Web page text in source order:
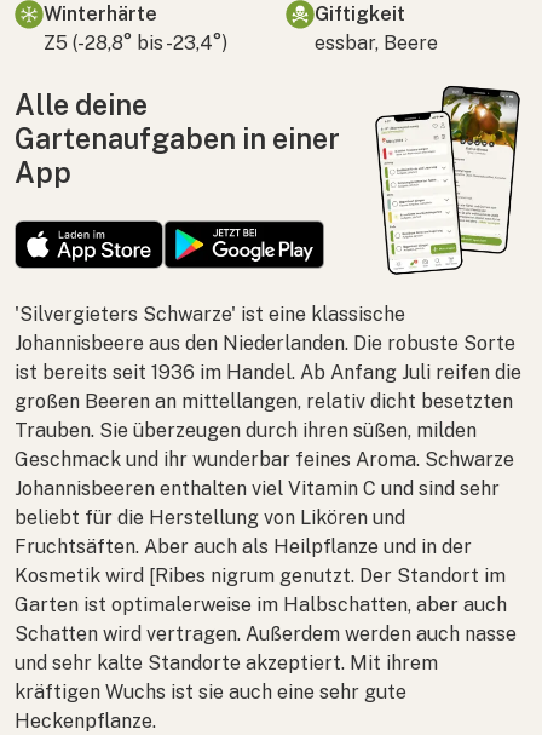
Winterhärte
Z5 (-28,8° bis -23,4°)
Giftigkeit
essbar, Beere
Alle deine
Gartenaufgaben in einer
App
'Silvergieters Schwarze' ist eine klassische
Johannisbeere aus den Niederlanden. Die robuste Sorte
ist bereits seit 1936 im Handel. Ab Anfang Juli reifen die
großen Beeren an mittellangen, relativ dicht besetzten
Trauben. Sie überzeugen durch ihren süßen, milden
Geschmack und ihr wunderbar feines Aroma. Schwarze
Johannisbeeren enthalten viel Vitamin C und sind sehr
beliebt für die Herstellung von Likören und
Fruchtsäften. Aber auch als Heilpflanze und in der
Kosmetik wird [Ribes nigrum genutzt. Der Standort im
Garten ist optimalerweise im Halbschatten, aber auch
Schatten wird vertragen. Außerdem werden auch nasse
und sehr kalte Standorte akzeptiert. Mit ihrem
kräftigen Wuchs ist sie auch eine sehr gute
Heckenpflanze.